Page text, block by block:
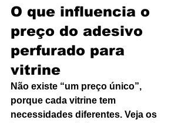
O que influencia o
preço do adesivo
perfurado para
vitrine
Não existe “um preço único”,
porque cada vitrine tem
necessidades diferentes. Veja os